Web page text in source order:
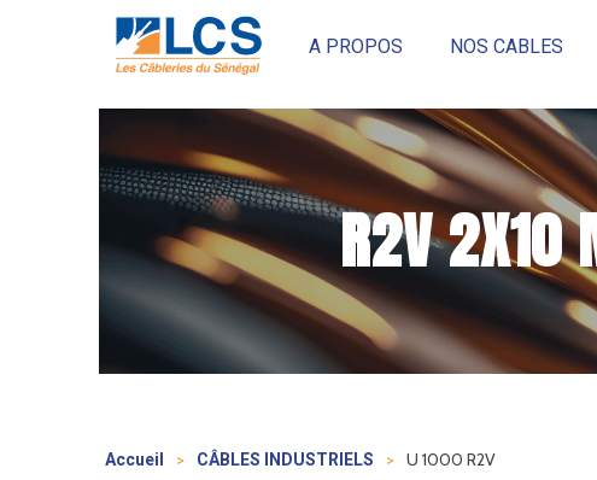
A PROPOS NOS CABLES
R2V 2X10
Accueil > CÂBLES INDUSTRIELS > U 1000 R2V